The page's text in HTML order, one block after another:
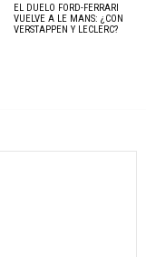
EL DUELO FORD-FERRARI
VUELVE A LE MANS: ¿CON
VERSTAPPEN Y LECLERC?